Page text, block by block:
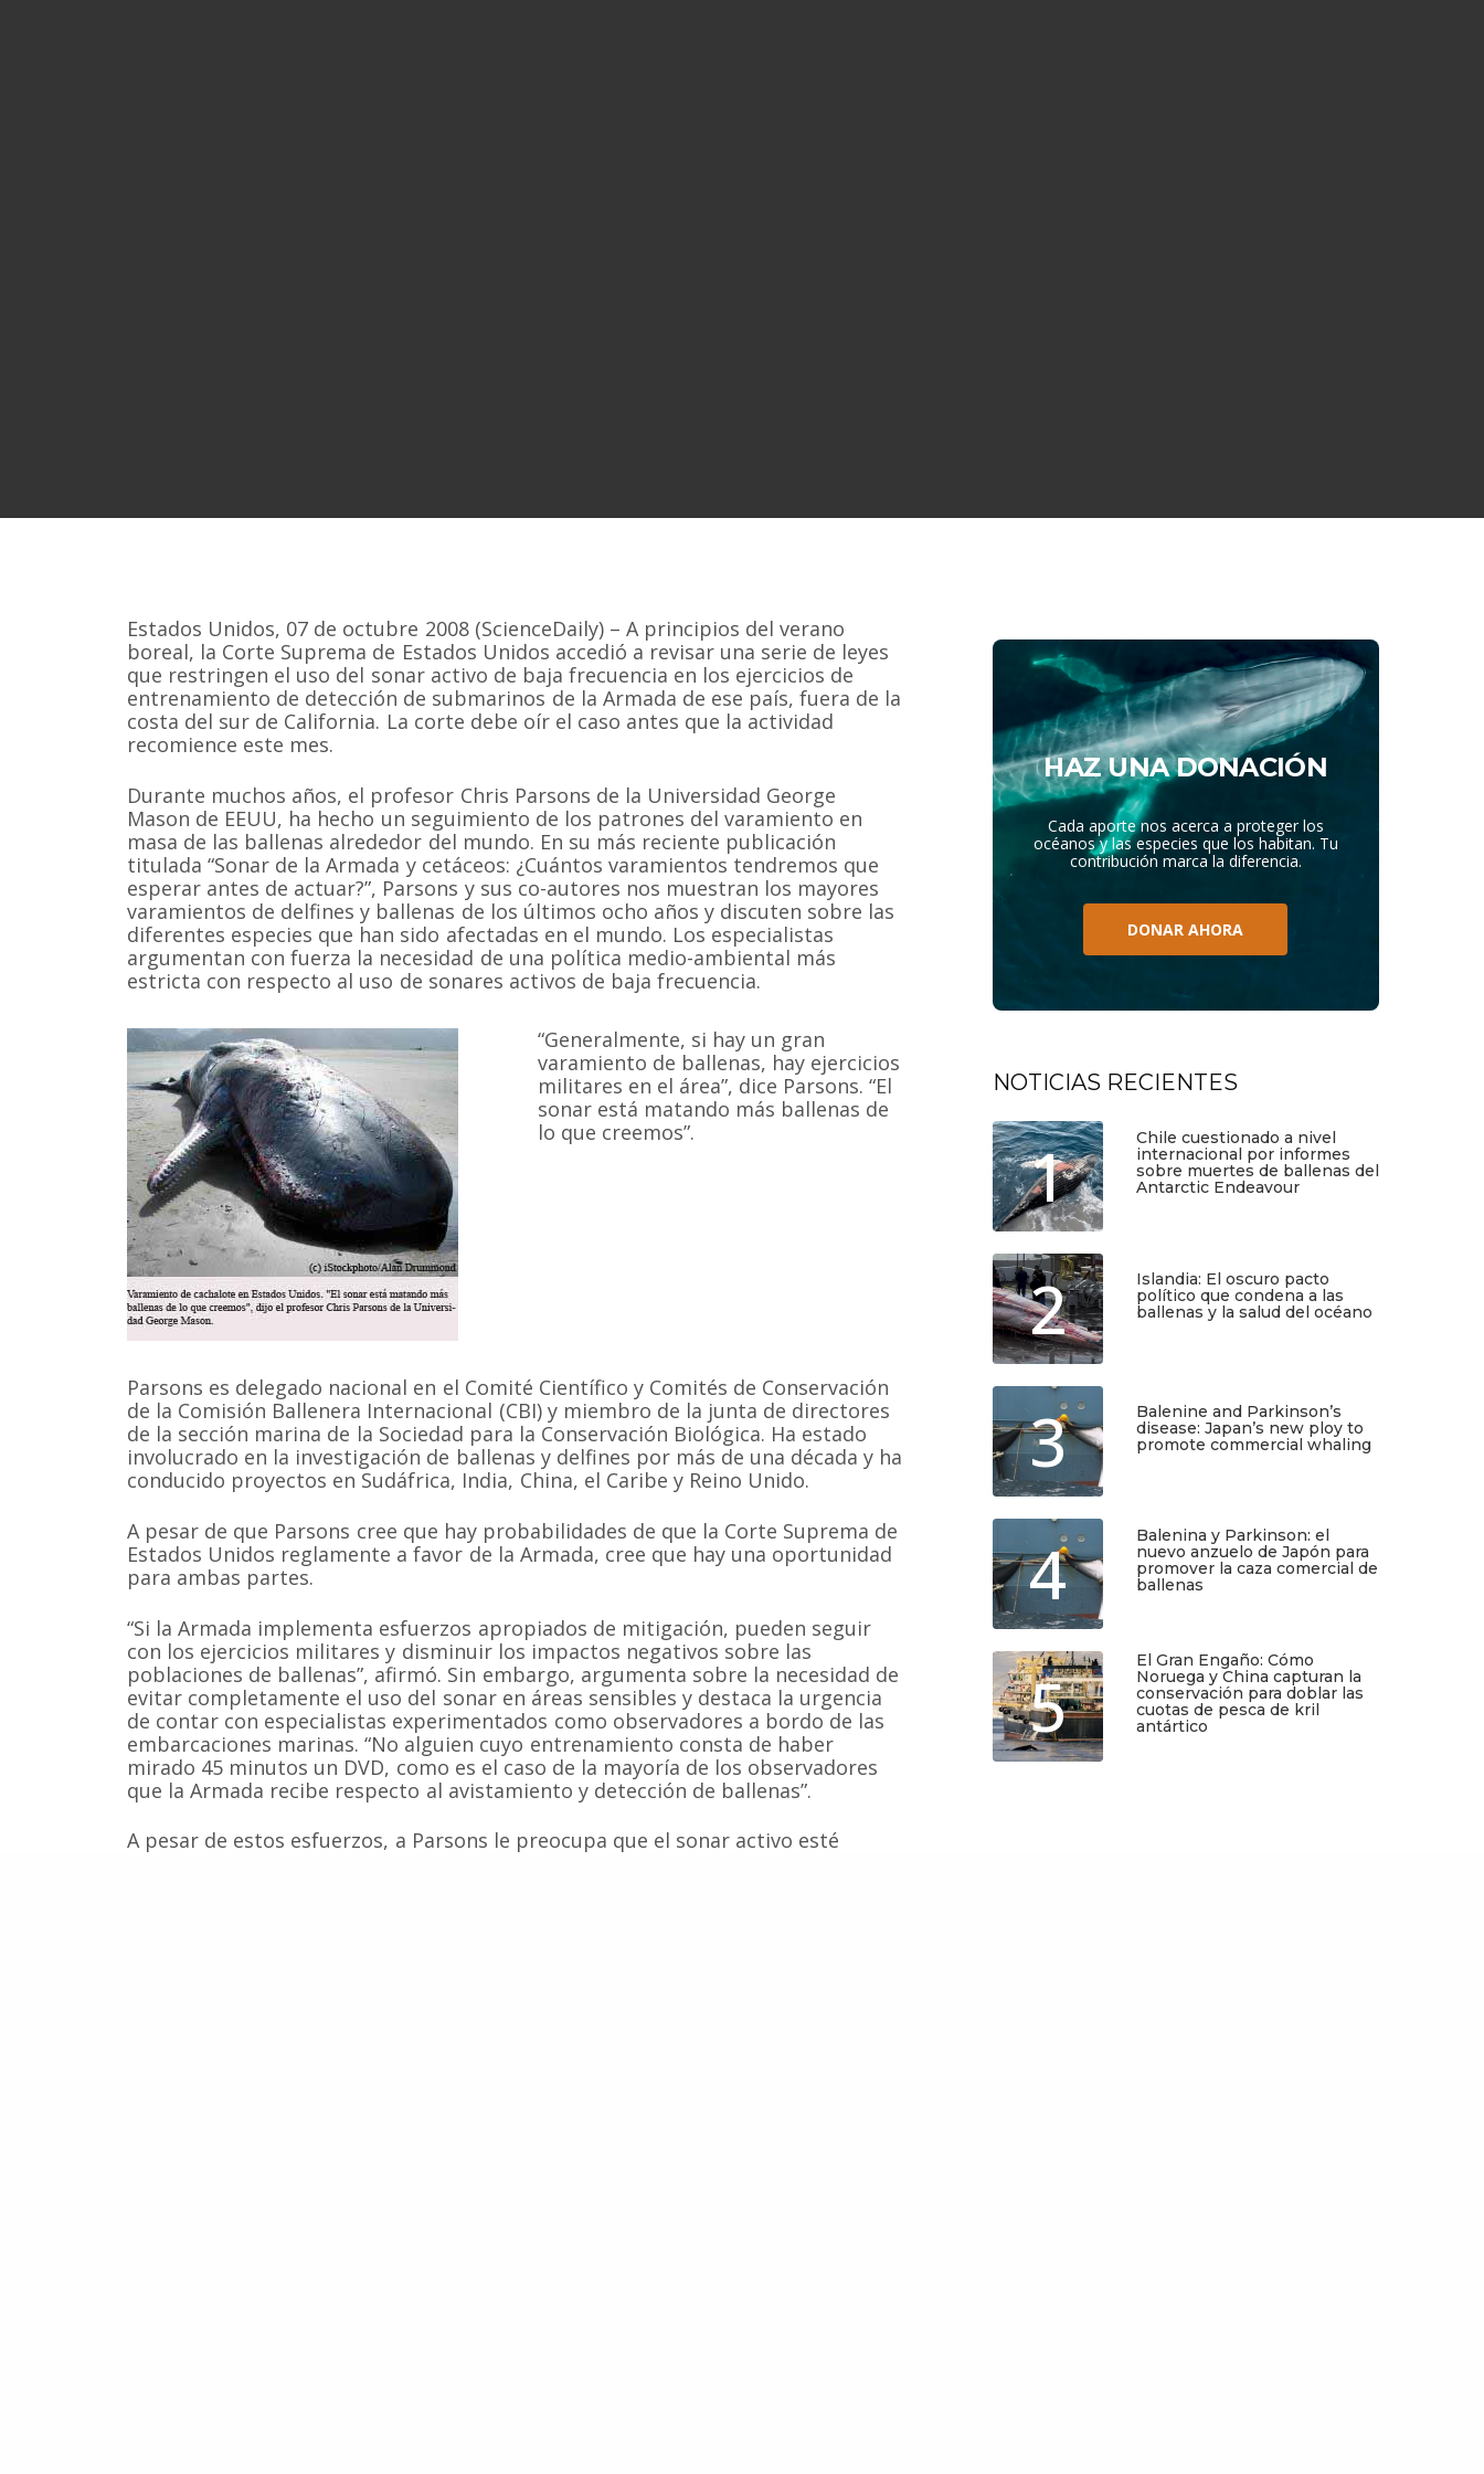
Estados Unidos, 07 de octubre 2008 (ScienceDaily) – A principios del verano
boreal, la Corte Suprema de Estados Unidos accedió a revisar una serie de leyes
que restringen el uso del sonar activo de baja frecuencia en los ejercicios de
entrenamiento de detección de submarinos de la Armada de ese país, fuera de la
costa del sur de California. La corte debe oír el caso antes que la actividad
recomience este mes.
Durante muchos años, el profesor Chris Parsons de la Universidad George
Mason de EEUU, ha hecho un seguimiento de los patrones del varamiento en
masa de las ballenas alrededor del mundo. En su más reciente publicación
titulada “Sonar de la Armada y cetáceos: ¿Cuántos varamientos tendremos que
esperar antes de actuar?”, Parsons y sus co-autores nos muestran los mayores
varamientos de delfines y ballenas de los últimos ocho años y discuten sobre las
diferentes especies que han sido afectadas en el mundo. Los especialistas
argumentan con fuerza la necesidad de una política medio-ambiental más
estricta con respecto al uso de sonares activos de baja frecuencia.
“Generalmente, si hay un gran
varamiento de ballenas, hay ejercicios
militares en el área”, dice Parsons. “El
sonar está matando más ballenas de
lo que creemos”.
Parsons es delegado nacional en el Comité Científico y Comités de Conservación
de la Comisión Ballenera Internacional (CBI) y miembro de la junta de directores
de la sección marina de la Sociedad para la Conservación Biológica. Ha estado
involucrado en la investigación de ballenas y delfines por más de una década y ha
conducido proyectos en Sudáfrica, India, China, el Caribe y Reino Unido.
A pesar de que Parsons cree que hay probabilidades de que la Corte Suprema de
Estados Unidos reglamente a favor de la Armada, cree que hay una oportunidad
para ambas partes.
“Si la Armada implementa esfuerzos apropiados de mitigación, pueden seguir
con los ejercicios militares y disminuir los impactos negativos sobre las
poblaciones de ballenas”, afirmó. Sin embargo, argumenta sobre la necesidad de
evitar completamente el uso del sonar en áreas sensibles y destaca la urgencia
de contar con especialistas experimentados como observadores a bordo de las
embarcaciones marinas. “No alguien cuyo entrenamiento consta de haber
mirado 45 minutos un DVD, como es el caso de la mayoría de los observadores
que la Armada recibe respecto al avistamiento y detección de ballenas”.
A pesar de estos esfuerzos, a Parsons le preocupa que el sonar activo esté
HAZ UNA DONACIÓN
Cada aporte nos acerca a proteger los
océanos y las especies que los habitan. Tu
contribución marca la diferencia.
DONAR AHORA
NOTICIAS RECIENTES
1
Chile cuestionado a nivel
internacional por informes
sobre muertes de ballenas del
Antarctic Endeavour
2
Islandia: El oscuro pacto
político que condena a las
ballenas y la salud del océano
3
Balenine and Parkinson’s
disease: Japan’s new ploy to
promote commercial whaling
4
Balenina y Parkinson: el
nuevo anzuelo de Japón para
promover la caza comercial de
ballenas
5
El Gran Engaño: Cómo
Noruega y China capturan la
conservación para doblar las
cuotas de pesca de kril
antártico
Somos una organización no gubernamental chilena y sin fines de
lucro que trabaja activamente en la conservación de las especies de
Correo: Casilla 19178, Lo Castillo, Vitacura, Santiago de Chile.
Fono-fax: (56 2) 228 2910
MAPA DEL SITIO
Inicio
Proyectos
Noticias
Documentos
Contacto
Regístrate y recibirás gratis en tu
correo nuestra Guía de Identificación
de Pequeños Cetáceos de Chile, así
como nuestro boletín de novedades y
noticias cada mes.
Quiero Suscribirme
© 2020Estudio Ajolote | Todos los derechos reservados.